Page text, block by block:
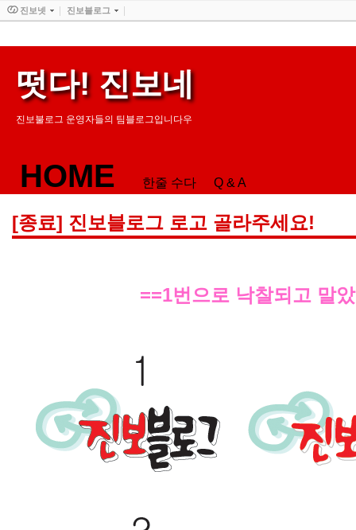
떳다! 진보네
진보불로그 운영자들의 팀블로그입니다우
HOME 한줄 수다 Q & A
[종료] 진보블로그 로고 골라주세요!
==1번으로 낙찰되고 말
진보넷 진보블로그